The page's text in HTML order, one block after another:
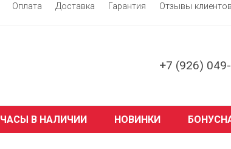
Оплата Доставка Гарантия
Отзывы клиентов
+7 (926)
ЧАСЫ В НАЛИЧИИ НОВИНКИ